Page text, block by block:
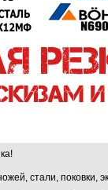
стали, поковки,